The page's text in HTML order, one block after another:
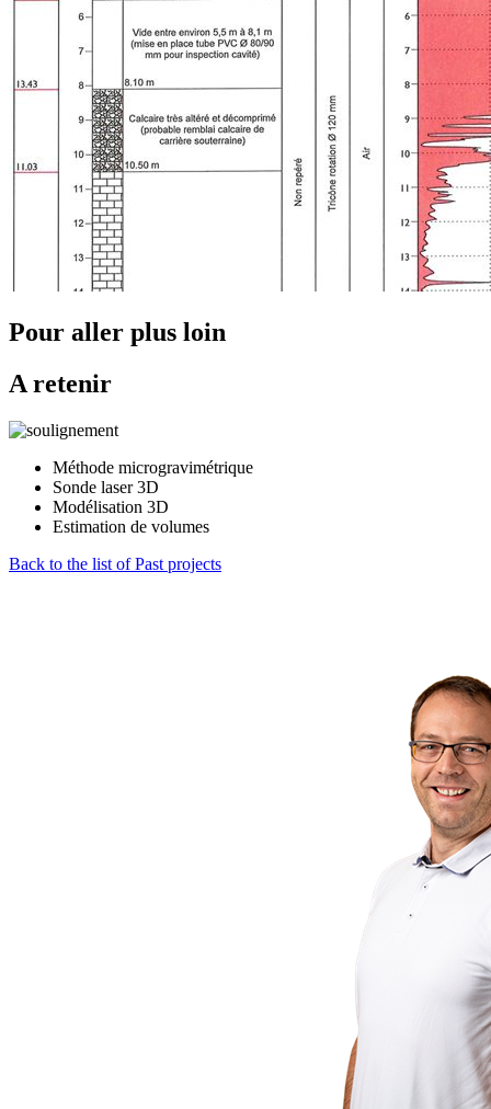
Pour aller plus loin
A retenir
Méthode microgravimétrique
Sonde laser 3D
Modélisation 3D
Estimation de volumes
Back to the list of Past projects